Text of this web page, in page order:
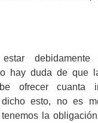
debidamente
hay duda de que
ofrecer cuanta
dicho esto, no es
la